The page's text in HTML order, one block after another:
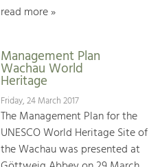
read more »
Management Plan
Wachau World
Heritage
Friday, 24 March 2017
The Management Plan for the
UNESCO World Heritage Site of
the Wachau was presented at